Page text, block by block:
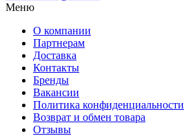
Меню
О компании
Партнерам
Доставка
Контакты
Бренды
Вакансии
Политика конфиденциальности
Возврат и обмен товара
Отзывы